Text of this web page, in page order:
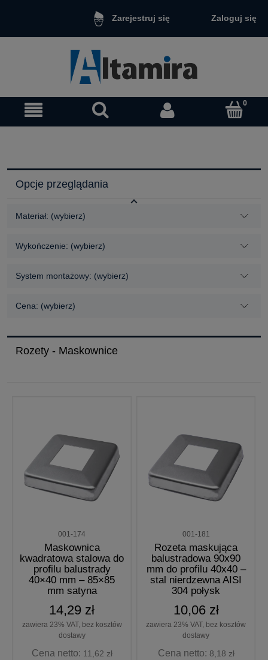
Zarejestruj się Zaloguj się
Opcje przeglądania
Materiał: (wybierz)
Wykończenie: (wybierz)
System montażowy: (wybierz)
Cena: (wybierz)
Rozety - Maskownice
001-174
Maskownica
kwadratowa stalowa do
profilu balustrady
40×40 mm – 85×85
mm satyna
14,29 zł
zawiera 23% VAT, bez kosztów
dostawy
Cena netto: 11,62 zł
001-181
Rozeta maskująca
balustradowa 90x90
mm do profilu 40x40 –
stal nierdzewna AISI
304 połysk
10,06 zł
zawiera 23% VAT, bez kosztów
dostawy
Cena netto: 8,18 zł